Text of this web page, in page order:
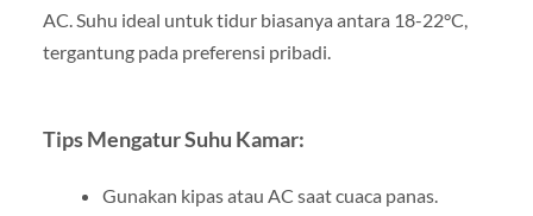
AC. Suhu ideal untuk tidur biasanya antara 18-22°C,
tergantung pada preferensi pribadi.
Tips Mengatur Suhu Kamar:
Gunakan kipas atau AC saat cuaca panas.